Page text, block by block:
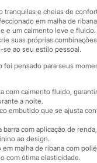
tranquilas e cheias de
em malha de
e um caimento leve e fluido.
suas próprias
se ao seu estilo pessoal.
foi pensado para seus
com caimento fluido,
a noite.
embutido que se ajusta
barra com aplicação de
ao design.
malha de ribana com
com ótima elasticidade.